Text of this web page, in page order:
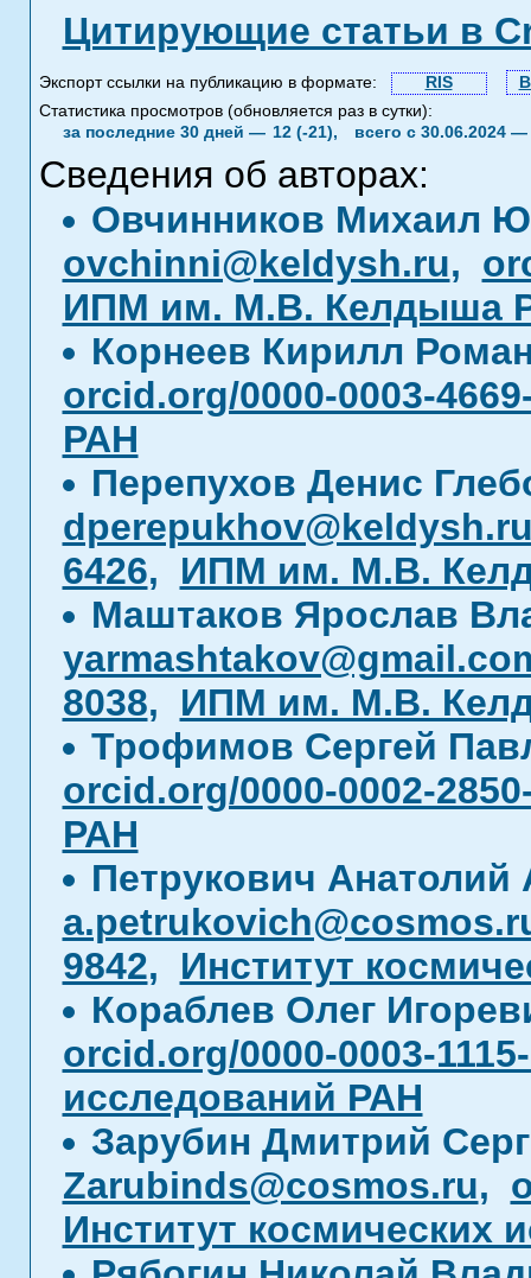
Цитирующие статьи в
Экспорт ссылки на публикацию в формате: RIS
Статистика просмотров (обновляется раз в сутки):
за последние 30 дней — 12 (-21), всего с 30.06.2024 —
Сведения об авторах:
Овчинников Михаил
ovchinni@keldysh.ru,
ИПМ им. М.В. Келдыша
Корнеев Кирилл
orcid.org/0000-0003-
РАН
Перепухов Денис
6426, ИПМ им. М.В.
Маштаков Ярослав
8038, ИПМ им. М.В.
Трофимов Сергей
orcid.org/0000-0002-
РАН
Петрукович Анатолий
9842, Институт
Кораблев Олег
orcid.org/0000-0003-
исследований РАН
Зарубин Дмитрий
Zarubinds@cosmos.ru,
Институт космических